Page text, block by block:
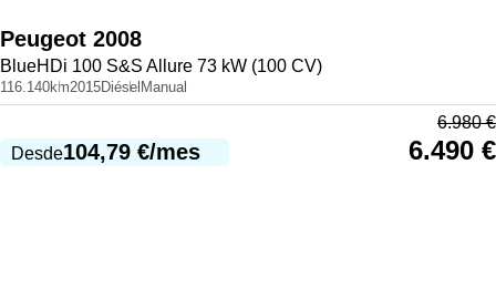
Peugeot 2008
BlueHDi 100 S&S Allure 73 kW (100 CV)
116.140km2015Diésel Manual
Desde104,79 €/mes
6.980€
6.490 €